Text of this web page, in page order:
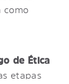
como
de Ética
etapas